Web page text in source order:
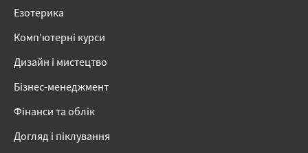
Езотерика
Комп’ютерні курси
Дизайн і мистецтво
Бізнес-менеджмент
Фінанси та облік
Догляд і піклування